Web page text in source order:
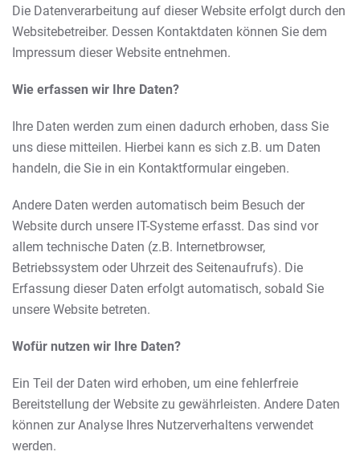
Die Datenverarbeitung auf dieser Website erfolgt durch den
Websitebetreiber. Dessen Kontaktdaten können Sie dem
Impressum dieser Website entnehmen.
Wie erfassen wir Ihre Daten?
Ihre Daten werden zum einen dadurch erhoben, dass Sie
uns diese mitteilen. Hierbei kann es sich z.B. um Daten
handeln, die Sie in ein Kontaktformular eingeben.
Andere Daten werden automatisch beim Besuch der
Website durch unsere IT-Systeme erfasst. Das sind vor
allem technische Daten (z.B. Internetbrowser,
Betriebssystem oder Uhrzeit des Seitenaufrufs). Die
Erfassung dieser Daten erfolgt automatisch, sobald Sie
unsere Website betreten.
Wofür nutzen wir Ihre Daten?
Ein Teil der Daten wird erhoben, um eine fehlerfreie
Bereitstellung der Website zu gewährleisten. Andere Daten
können zur Analyse Ihres Nutzerverhaltens verwendet
werden.